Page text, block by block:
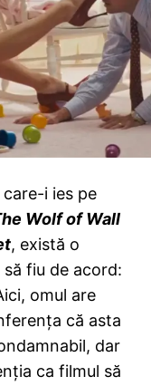
i ies pe
Wolf of Wall
, există o
fiu de acord:
omul are
că asta
dar
ca filmul să